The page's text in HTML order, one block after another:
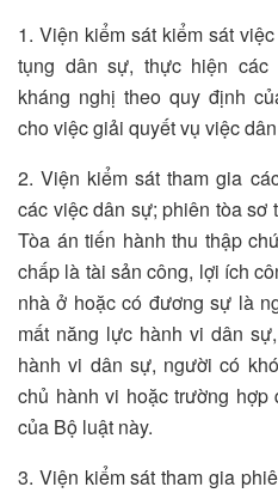
1. Viện kiểm sát kiểm sát
tụng dân sự, thực hiện các
kháng nghị theo quy định
cho việc giải quyết vụ việc
2. Viện kiểm sát tham gia
các việc dân sự; phiên tòa
Tòa án tiến hành thu thập
chấp là tài sản công, lợi ích
nhà ở hoặc có đương sự là
mất năng lực hành vi dân
hành vi dân sự, người có
chủ hành vi hoặc trường
của Bộ luật này.
3. Viện kiểm sát tham gia